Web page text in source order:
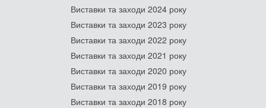
Виставки та заходи 2024 року
Виставки та заходи 2023 року
Виставки та заходи 2022 року
Виставки та заходи 2021 року
Виставки та заходи 2020 року
Виставки та заходи 2019 року
Виставки та заходи 2018 року